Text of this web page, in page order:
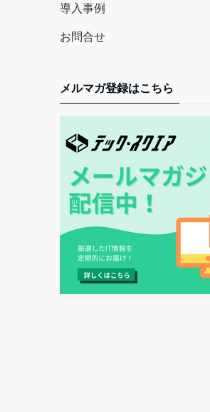
導入事例
お問合せ
メルマガ登録はこちら